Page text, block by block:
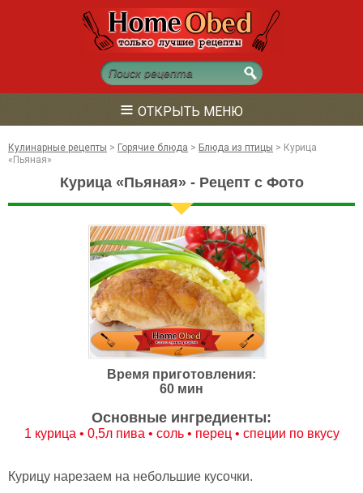
≡ ОТКРЫТЬ МЕНЮ
Кулинарные рецепты > Горячие блюда > Блюда из птицы > Курица
«Пьяная»
Курица «Пьяная» - Рецепт с Фото
Время приготовления:
60 мин
Основные ингредиенты:
1 курица • 0,5л пива • соль • перец • специи по вкусу
Курицу нарезаем на небольшие кусочки.